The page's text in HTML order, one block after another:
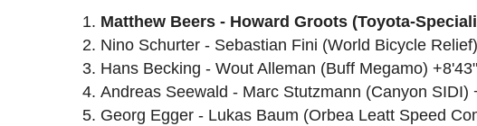
Matthew Beers - Howard Groots (Toyota-
Nino Schurter - Sebastian Fini (World Bicycle
Hans Becking - Wout Alleman (Buff Megamo) +8'43"
Andreas Seewald - Marc Stutzmann (Canyon SIDI)
Georg Egger - Lukas Baum (Orbea Leatt Speed